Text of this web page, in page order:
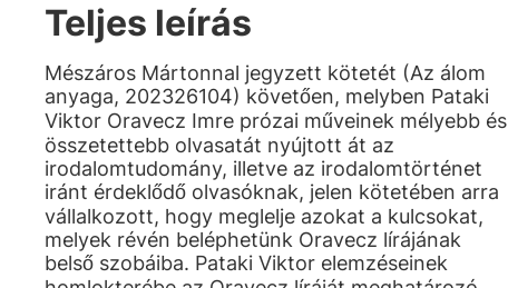
Teljes leírás
Mészáros Mártonnal jegyzett kötetét (Az álom
anyaga, 202326104) követően, melyben Pataki
Viktor Oravecz Imre prózai műveinek mélyebb és
összetettebb olvasatát nyújtott át az
irodalomtudomány, illetve az irodalomtörténet
iránt érdeklődő olvasóknak, jelen kötetében arra
vállalkozott, hogy meglelje azokat a kulcsokat,
melyek révén beléphetünk Oravecz lírájának
belső szobáiba. Pataki Viktor elemzéseinek